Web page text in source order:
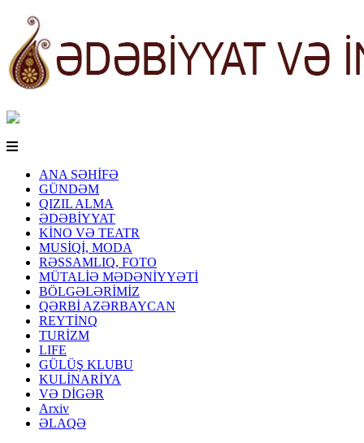
ANA SƏHİFƏ
GÜNDƏM
QIZIL ALMA
ƏDƏBİYYAT
KİNO VƏ TEATR
MUSİQİ, MODA
RƏSSAMLIQ, FOTO
MÜTALİƏ MƏDƏNİYYƏTİ
BÖLGƏLƏRİMİZ
QƏRBİ AZƏRBAYCAN
REYTİNQ
TURİZM
LIFE
GÜLÜŞ KLUBU
KULİNARİYA
VƏ DİGƏR
Arxiv
ƏLAQƏ